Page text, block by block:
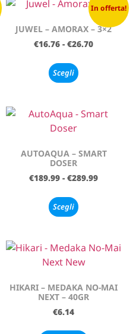
In offerta!
JUWEL – AMORAX – 3×2
€16.76 - €26.70
Scegli
AUTOAQUA – SMART
DOSER
€189.99 - €289.99
Scegli
HIKARI – MEDAKA NO-MAI
NEXT – 40GR
€6.14